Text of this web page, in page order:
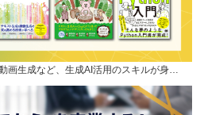
画生成など、生成AI活用のスキルが身…